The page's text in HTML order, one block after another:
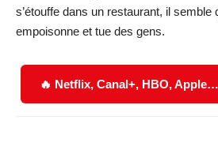
s’étouffe dans un restaurant, il semble
empoisonne et tue des gens.
🔥 Netflix, Canal+, HBO,